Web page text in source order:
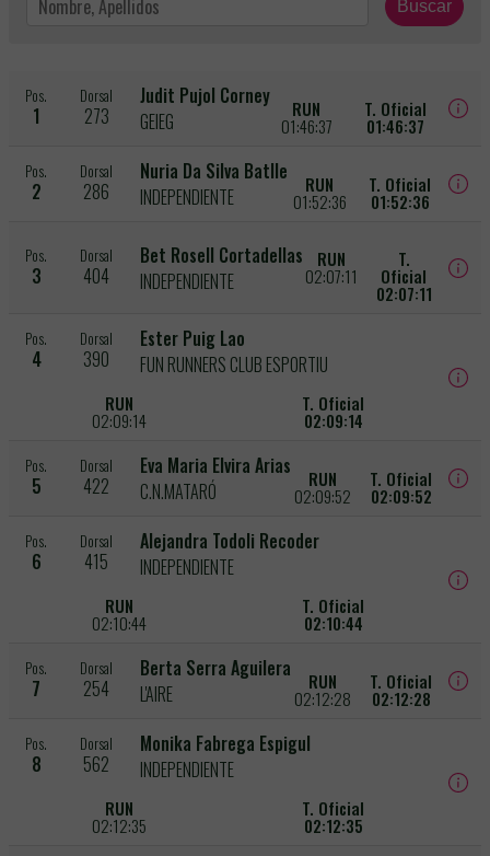
Buscar
Pos.
1
Dorsal
273
Judit Pujol Corney
GEIEG
RUN
01:46:37
T. Oficial
01:46:37
Pos.
2
Dorsal
286
Nuria Da Silva Batlle
INDEPENDIENTE
RUN
01:52:36
T. Oficial
01:52:36
Pos.
3
Dorsal
404
Bet Rosell Cortadellas
INDEPENDIENTE
RUN
02:07:11
T.
Oficial
02:07:11
Pos.
4
Dorsal
390
Ester Puig Lao
FUN RUNNERS CLUB ESPORTIU
RUN
02:09:14
T. Oficial
02:09:14
Pos.
5
Dorsal
422
Eva Maria Elvira Arias
C.N.MATARÓ
RUN
02:09:52
T. Oficial
02:09:52
Pos.
6
Dorsal
415
Alejandra Todoli Recoder
INDEPENDIENTE
RUN
02:10:44
T. Oficial
02:10:44
Pos.
7
Dorsal
254
Berta Serra Aguilera
L'AIRE
RUN
02:12:28
T. Oficial
02:12:28
Pos.
8
Dorsal
562
Monika Fabrega Espigul
INDEPENDIENTE
RUN
02:12:35
T. Oficial
02:12:35